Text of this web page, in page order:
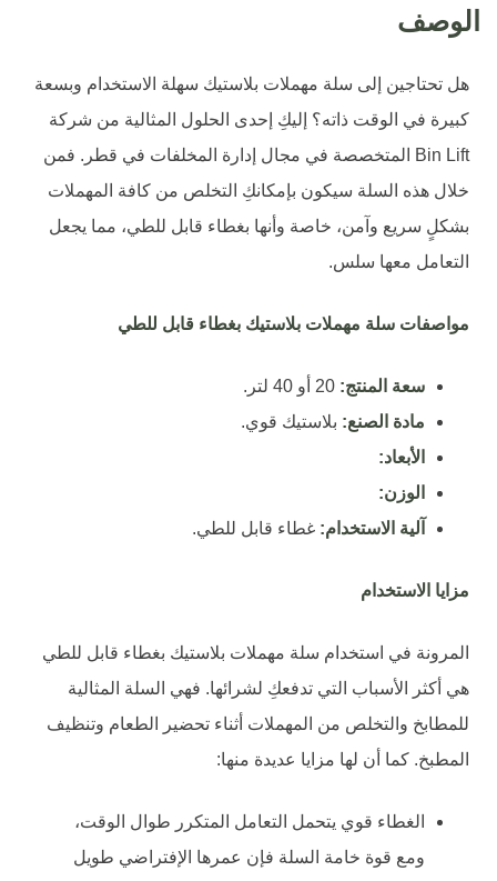
الوصف
هل تحتاجين إلى سلة مهملات بلاستيك سهلة الاستخدام وبسعة
كبيرة في الوقت ذاته؟ إليكِ إحدى الحلول المثالية من شركة
Bin Lift المتخصصة في مجال إدارة المخلفات في قطر. فمن
خلال هذه السلة سيكون بإمكانكِ التخلص من كافة المهملات
بشكلٍ سريع وآمن، خاصة وأنها بغطاء قابل للطي، مما يجعل
التعامل معها سلس.
مواصفات سلة مهملات بلاستيك بغطاء قابل للطي
سعة المنتج:
مادة الصنع: بلاستيك قوي.
الأبعاد:
الوزن:
آلية الاستخدام: غطاء قابل للطي.
مزايا الاستخدام
المرونة في استخدام سلة مهملات بلاستيك بغطاء قابل للطي
هي أكثر الأسباب التي تدفعكِ لشرائها. فهي السلة المثالية
للمطابخ والتخلص من المهملات أثناء تحضير الطعام وتنظيف
المطبخ. كما أن لها مزايا عديدة منها:
الغطاء قوي يتحمل التعامل المتكرر طوال الوقت،
ومع قوة خامة السلة فإن عمرها الإفتراضي طويل